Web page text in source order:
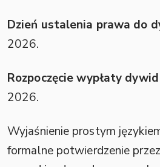
Dzień ustalenia prawa do
2026.
Rozpoczęcie wypłaty
2026.
Wyjaśnienie prostym
formalne potwierdzenie